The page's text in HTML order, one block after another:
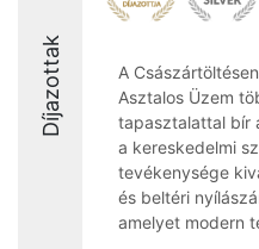
Díjazottak
A
Asztalos Üzem
tapasztalattal bír
a kereskedelmi
tevékenysége
és beltéri
amelyet modern